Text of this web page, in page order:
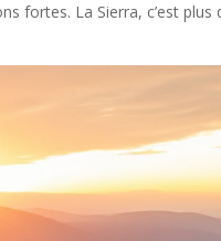
fortes. La Sierra, c’est